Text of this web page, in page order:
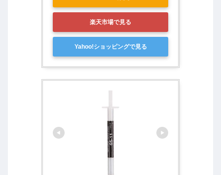
楽天市場で見る
Yahoo!ショッピングで見る